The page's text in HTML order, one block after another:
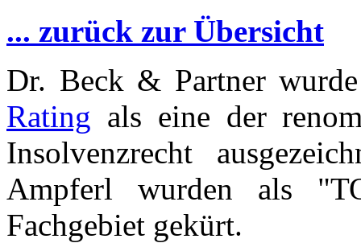
... zurück zur Übersicht
Dr. Beck & Partner
Rating als eine der
Insolvenzrecht
Ampferl wurden als
Fachgebiet gekürt.